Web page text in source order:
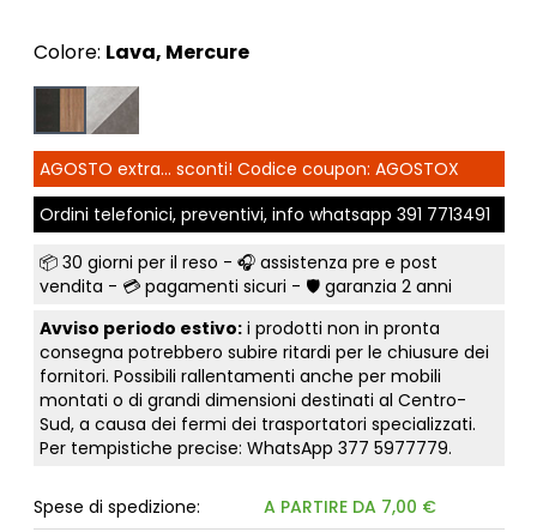
Colore: Lava, Mercure
AGOSTO extra... sconti! Codice coupon: AGOSTOX
Ordini telefonici, preventivi, info whatsapp 391 7713491
📦 30 giorni per il reso - 🎧 assistenza pre e post
vendita - 💳 pagamenti sicuri - 🛡️ garanzia 2 anni
Avviso periodo estivo:i prodotti non in pronta
consegna potrebbero subire ritardi per le chiusure dei
fornitori. Possibili rallentamenti anche per mobili
montati o di grandi dimensioni destinati al Centro-
Sud, a causa dei fermi dei trasportatori specializzati.
Per tempistiche precise: WhatsApp 377 5977779.
Spese di spedizione:
A PARTIRE DA 7,00 €